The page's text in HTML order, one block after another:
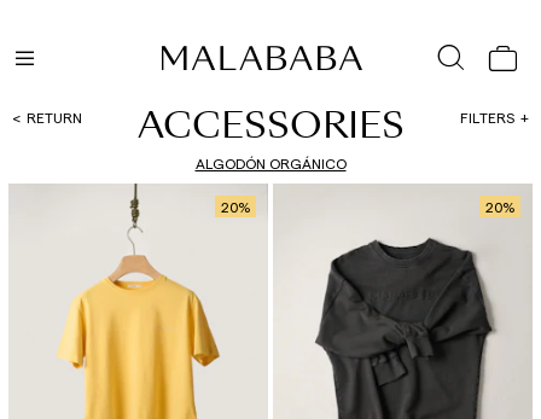
RETURN ACCESSORIES FILTERS
ALGODÓN ORGÁNICO
20% 20%